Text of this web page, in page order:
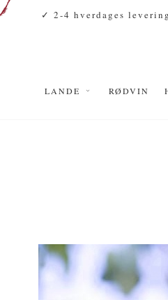
✓ 2-4 hverdages levering
LANDE RØDVIN